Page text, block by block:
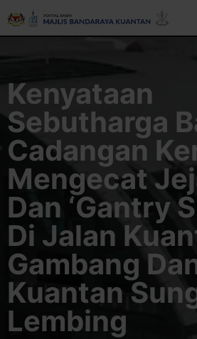
Langkau
Kenyataan
Sebutharga
Cadangan
Mengecat
Dan ‘Gantry
Di Jalan
Gambang
Kuantan
Lembing